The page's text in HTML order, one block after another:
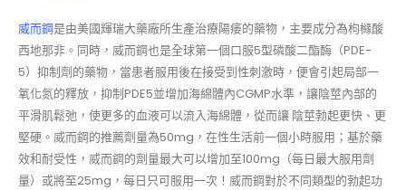
威而鋼是由美國輝瑞大藥廠所生產治療陽痿的藥物，主要成分為枸櫞酸
西地那非。同時，威而鋼也是全球第一個口服5型磷酸二酯酶（PDE-
5）抑制劑的藥物，當患者服用後在接受到性刺激時，便會引起局部一
氧化氮的釋放，抑制PDE5並增加海綿體內CGMP水準，讓陰莖內部的
平滑肌鬆弛，使更多的血液可以流入海綿體，從而讓 陰莖勃起更快、更
堅硬。威而鋼的推薦劑量為50mg，在性生活前一個小時服用；基於藥
效和耐受性，威而鋼的劑量最大可以增加至100mg（每日最大服用劑
量）或將至25mg，每日只可服用一次！威而鋼對於不同類型的勃起功